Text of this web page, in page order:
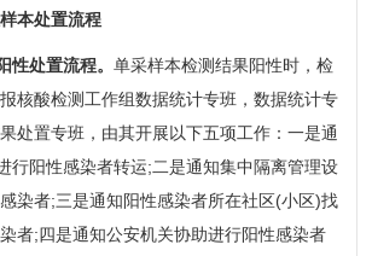
本处置流程
处置流程。 单采样本检测结果阳性时，检
核酸检测工作组数据统计专班，数据统计专
处置专班，由其开展以下五项工作：一是通
行阳性感染者转运;二是通知集中隔离管理设
染者;三是通知阳性感染者所在社区(小区)找
者;四是通知公安机关协助进行阳性感染者